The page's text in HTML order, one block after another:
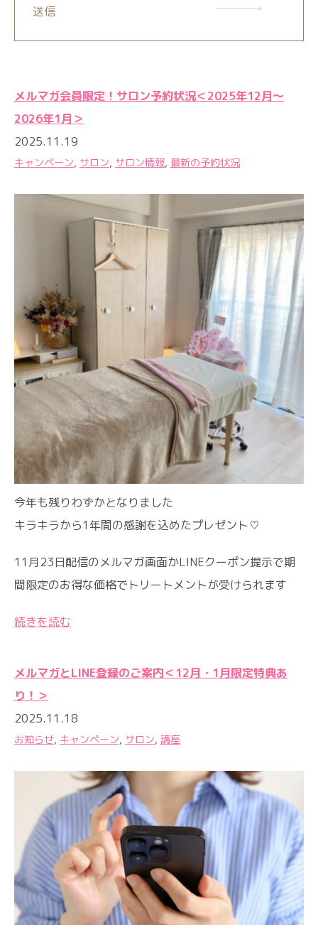
送信
メルマガ会員限定！サロン予約状況＜2025年12月〜
2026年1月＞
2025.11.19
キャンペーン, サロン, サロン情報, 最新の予約状況
今年も残りわずかとなりました
キラキラから1年間の感謝を込めたプレゼント♡
11月23日配信のメルマガ画面かLINEクーポン提示で期
間限定のお得な価格でトリートメントが受けられます
続きを読む
メルマガとLINE登録のご案内＜12月・1月限定特典あ
り！＞
2025.11.18
お知らせ, キャンペーン, サロン, 講座